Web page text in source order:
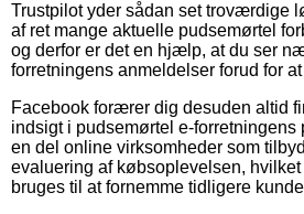
Trustpilot yder sådan set troværdige
af ret mange aktuelle pudsemørtel
og derfor er det en hjælp, at du ser
forretningens anmeldelser forud for
Facebook forærer dig desuden altid
indsigt i pudsemørtel e-forretningens
en del online virksomheder som
evaluering af købsoplevelsen,
bruges til at fornemme tidligere